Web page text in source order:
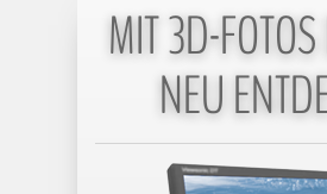
MIT 3D-
NEU